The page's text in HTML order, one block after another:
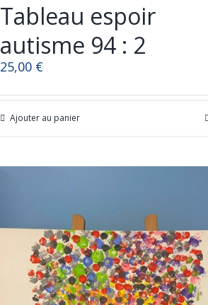
Tableau espoir
autisme 94 : 2
25,00 €
Ajouter au panier